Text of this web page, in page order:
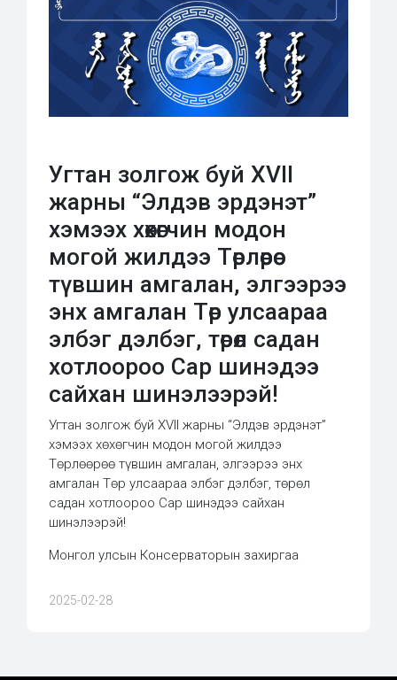
Угтан золгож буй XVII
жарны “Элдэв эрдэнэт”
хэмээх хөхөгчин модон
могой жилдээ Төрлөөрөө
түвшин амгалан, элгээрээ
энх амгалан Төр улсаараа
элбэг дэлбэг, төрөл садан
хотлоороо Сар шинэдээ
сайхан шинэлээрэй!
Угтан золгож буй XVII жарны “Элдэв эрдэнэт”
хэмээх хөхөгчин модон могой жилдээ
Төрлөөрөө түвшин амгалан, элгээрээ энх
амгалан Төр улсаараа элбэг дэлбэг, төрөл
садан хотлоороо Сар шинэдээ сайхан
шинэлээрэй!
Монгол улсын Консерваторын захиргаа
2025-02-28